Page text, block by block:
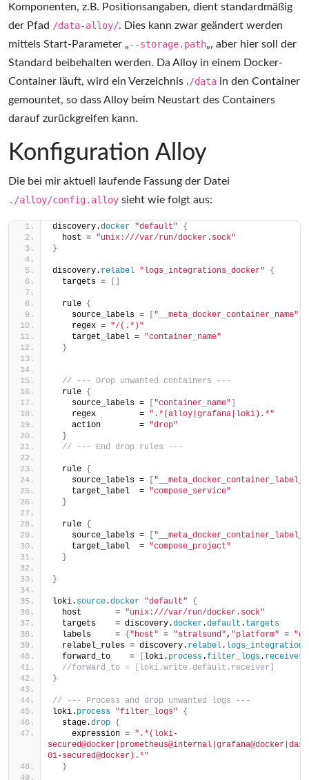
Komponenten, z.B. Positionsangaben, dient standardmäßig
der Pfad /data-alloy/. Dies kann zwar geändert werden
mittels Start-Parameter „--storage.path„, aber hier soll der
Standard beibehalten werden. Da Alloy in einem Docker-
Container läuft, wird ein Verzeichnis ./data in den Container
gemountet, so dass Alloy beim Neustart des Containers
darauf zurückgreifen kann.
Konfiguration Alloy
Die bei mir aktuell laufende Fassung der Datei
./alloy/config.alloy sieht wie folgt aus:
discovery.docker "default"
{
  host =
"unix:///var/run/docker.sock"
}
discovery. relabel "logs_integrations_docker"
{
  targets =
  rule
{
    source_labels =
"__meta_docker_container_name"
    regex =
"/(.*)"
    target_label =
"container_name"
}
// --- Drop unwanted containers ---
  rule
{
    source_labels =
"container_name"
    regex         =
".*(alloy|grafana|loki).*"
    action        =
"drop"
}
// --- End drop rules ---
  rule
{
    source_labels =
    target_label  =
"compose_service"
}
  rule
{
    source_labels =
    target_label  =
"compose_project"
}
}
loki. source.docker "default"
{
  host       =
"unix:///var/run/docker.sock"
  targets    = discovery.
docker.default . targets
  labels     =
{ "host" = "stralsund", "platform" =
  relabel_rules = discovery.
relabel.
  forward_to    =
loki. process.filter_logs. receiver
//forward_to = [loki.write.default.receiver]
}
// --- Process and drop unwanted logs ---
loki. process "filter_logs"
{
  stage.
drop {
    expression =
".*(loki-
01-secured@docker).*"
}